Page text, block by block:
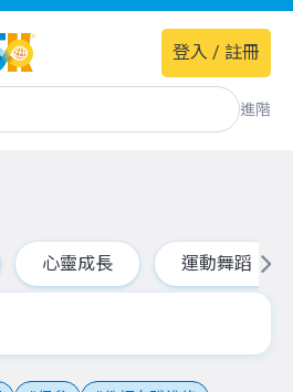
進階
登入 / 註冊
心靈成長 運動舞蹈